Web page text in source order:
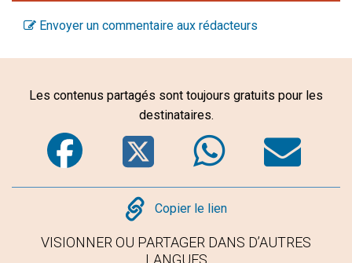
Envoyer un commentaire aux rédacteurs
Les contenus partagés sont toujours gratuits pour les
destinataires.
Facebook
Twitter
Copy
Copier le lien
VISIONNER OU PARTAGER DANS D’AUTRES
LANGUES